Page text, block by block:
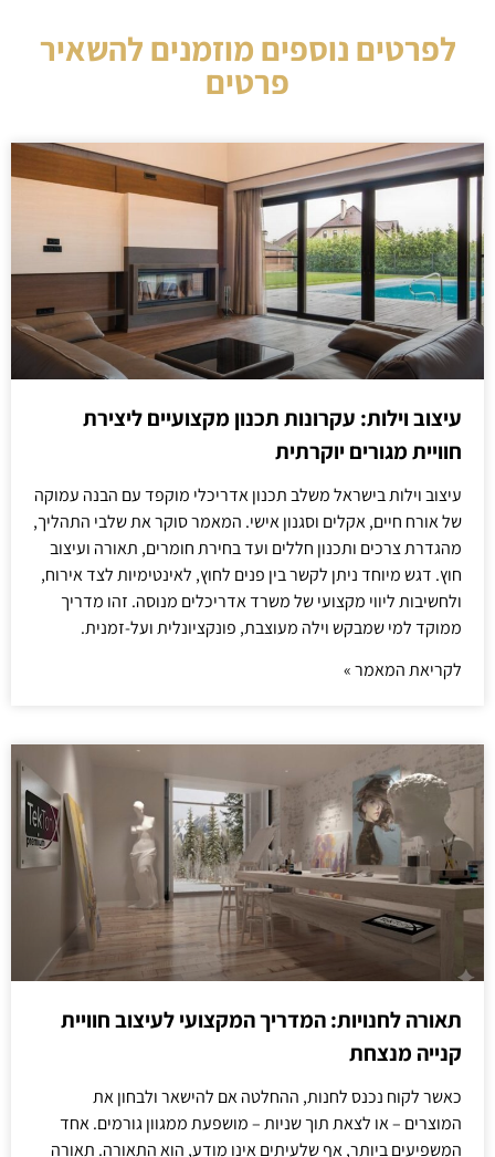
לפרטים נוספים מוזמנים להשאיר
פרטים
עיצוב וילות: עקרונות תכנון מקצועיים ליצירת
חוויית מגורים יוקרתית
עיצוב וילות בישראל משלב תכנון אדריכלי מוקפד עם הבנה עמוקה
של אורח חיים, אקלים וסגנון אישי. המאמר סוקר את שלבי התהליך,
מהגדרת צרכים ותכנון חללים ועד בחירת חומרים, תאורה ועיצוב
חוץ. דגש מיוחד ניתן לקשר בין פנים לחוץ, לאינטימיות לצד אירוח,
ולחשיבות ליווי מקצועי של משרד אדריכלים מנוסה. זהו מדריך
ממוקד למי שמבקש וילה מעוצבת, פונקציונלית ועל-זמנית.
לקריאת המאמר »
תאורה לחנויות: המדריך המקצועי לעיצוב חוויית
קנייה מנצחת
כאשר לקוח נכנס לחנות, ההחלטה אם להישאר ולבחון את
המוצרים – או לצאת תוך שניות – מושפעת ממגוון גורמים. אחד
המשפיעים ביותר, אף שלעיתים אינו מודע, הוא התאורה. תאורה